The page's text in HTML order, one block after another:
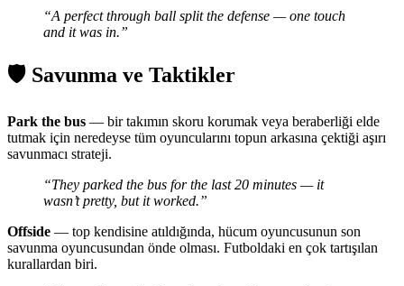
“A perfect through ball split the defense — one touch
and it was in.”
🛡️ Savunma ve Taktikler
Park the bus — bir takımın skoru korumak veya beraberliği elde
tutmak için neredeyse tüm oyuncularını topun arkasına çektiği aşırı
savunmacı strateji.
“They parked the bus for the last 20 minutes — it
wasn’t pretty, but it worked.”
Offside — top kendisine atıldığında, hücum oyuncusunun son
savunma oyuncusundan önde olması. Futboldaki en çok tartışılan
kurallardan biri.